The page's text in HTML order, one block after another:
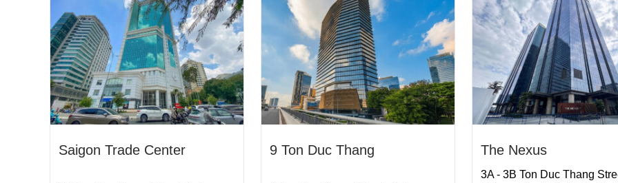
Saigon Trade Center 9 Ton Duc Thang The Nexus
3A - 3B Ton Duc Thang